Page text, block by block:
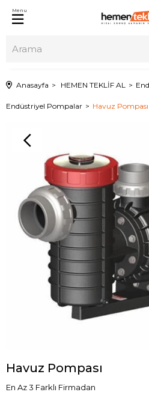
Menu
Anasayfa HEMEN TEKLİF AL
Endüstriyel Pompalar Havuz Pompası
Havuz Pompası
En Az 3 Farklı Firmadan